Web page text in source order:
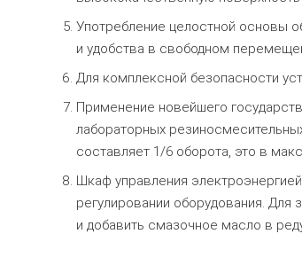
Употребление целостной основы
и удобства в свободном
Для комплексной безопасности
Применение новейшего
лабораторных
составляет 1/6 оборота, это в
Шкаф управления
регулировании оборудования.
и добавить смазочное масло в